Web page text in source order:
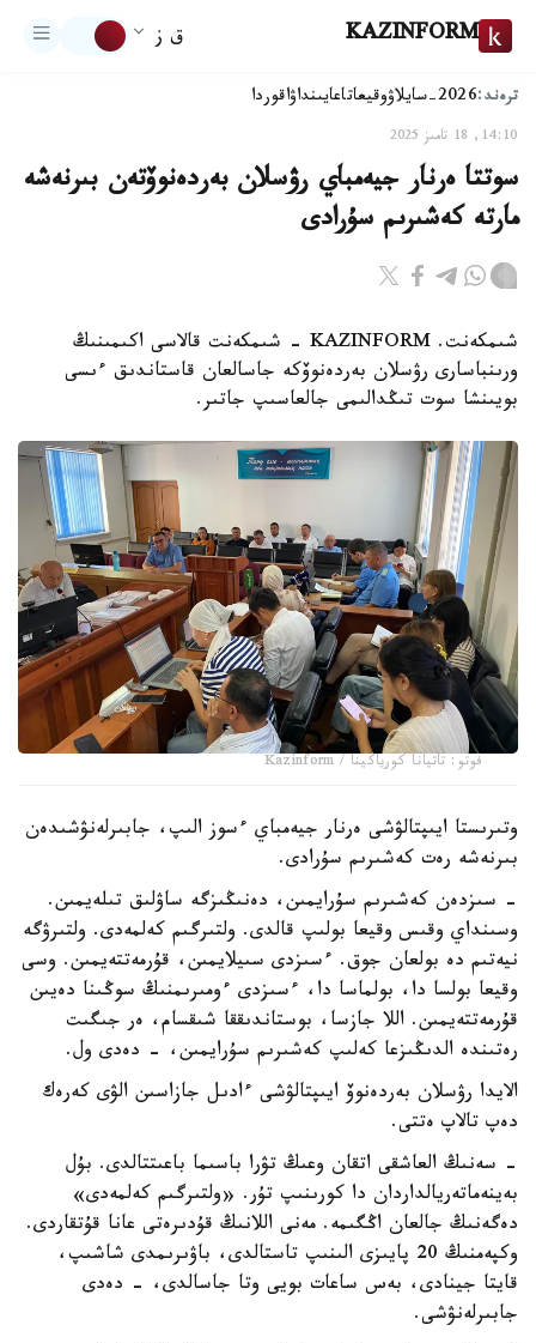
KAZINFORM ق ز
ترەند:2026-سايلاۋ وقيعاتاعايىنداۋاقوردا
14:10, 18 تامىز 2025
سوتتا ەرنار جيەمباي رۋسلان بەردەنوۆتەن بىرنەشە
مارتە كەشىرىم سۇرادى
شىمكەنت. KAZINFORM - شىمكەنت قالاسى اكىمىنىڭ
ورىنباسارى رۋسلان بەردەنوۆكە جاسالعان قاستاندىق ءىسى
بويىنشا سوت تىڭدالىمى جالعاسىپ جاتىر.
فوتو: تاتيانا كورياكينا / Kazinform
وتىرىستا ايىپتالۋشى ەرنار جيەمباي ءسوز الىپ، جابىرلەنۋشىدەن
بىرنەشە رەت كەشىرىم سۇرادى.
- سىزدەن كەشىرىم سۇرايمىن، دەنىڭىزگە ساۋلىق تىلەيمىن.
وسىنداي وقىس وقيعا بولىپ قالدى. ولتىرگىم كەلمەدى. ولتىرۋگە
نيەتىم دە بولعان جوق. ءسىزدى سىيلايمىن، قۇرمەتتەيمىن. وسى
وقيعا بولسا دا، بولماسا دا، ءسىزدى ءومىرىمنىڭ سوڭىنا دەيىن
قۇرمەتتەيمىن. اللا جازسا، بوستاندىققا شىقسام، ەر جىگىت
رەتىندە الدىڭىزعا كەلىپ كەشىرىم سۇرايمىن، - دەدى ول.
الايدا رۋسلان بەردەنوۆ ايىپتالۋشى ءادىل جازاسىن الۋى كەرەك
دەپ تالاپ ەتتى.
- سەنىڭ العاشقى اتقان وعىڭ تۋرا باسىما باعىتتالدى. بۇل
بەينەماتەريالداردان دا كورىنىپ تۇر. «ولتىرگىم كەلمەدى»
دەگەنىڭ جالعان اڭگىمە. مەنى اللانىڭ قۇدىرەتى عانا قۇتقاردى.
وكپەمنىڭ 20 پايىزى الىنىپ تاستالدى، باۋىرىمدى شاشىپ،
قايتا جينادى، بەس ساعات بويى وتا جاسالدى، - دەدى
جابىرلەنۋشى.